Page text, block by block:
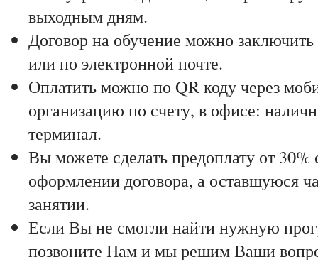
выходным дням.
Договор на обучение можно
или по электронной почте.
Оплатить можно по QR коду через
организацию по счету, в офисе:
терминал.
Вы можете сделать предоплату от
оформлении договора, а оставшуюся
занятии.
Если Вы не смогли найти нужную
позвоните Нам и мы решим Ваши